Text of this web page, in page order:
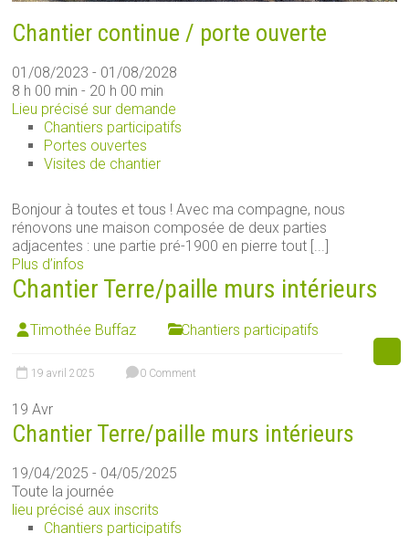
Chantier continue / porte ouverte
01/08/2023 - 01/08/2028
8 h 00 min - 20 h 00 min
Lieu précisé sur demande
Chantiers participatifs
Portes ouvertes
Visites de chantier
Bonjour à toutes et tous ! Avec ma compagne, nous
rénovons une maison composée de deux parties
adjacentes : une partie pré-1900 en pierre tout [...]
Plus d’infos
Chantier Terre/paille murs intérieurs
Timothée Buffaz Chantiers participatifs
19 avril 2025 0 Comment
19 Avr
Chantier Terre/paille murs intérieurs
19/04/2025 - 04/05/2025
Toute la journée
lieu précisé aux inscrits
Chantiers participatifs